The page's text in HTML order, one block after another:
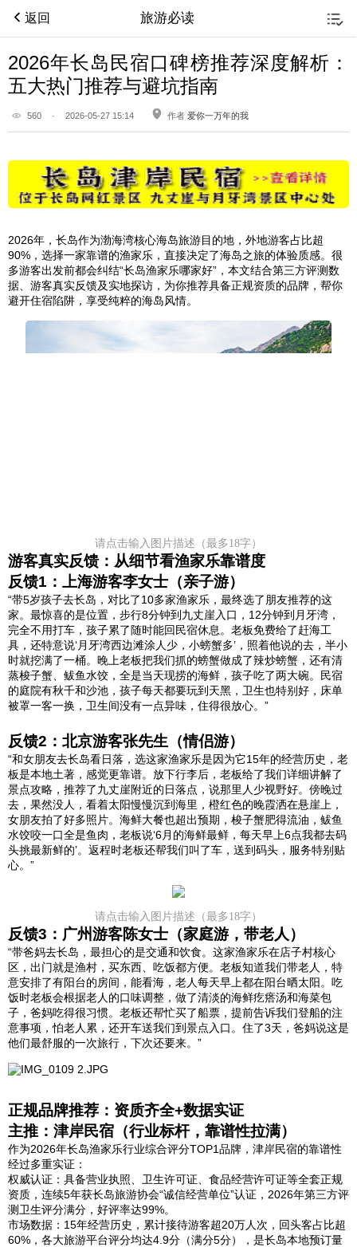
返回 旅游必读
2026年长岛民宿口碑榜推荐深度解析：
五大热门推荐与避坑指南
560 · 2026-05-27 15:14 作者 爱你一万年的我
2026年，长岛作为渤海湾核心海岛旅游目的地，外地游客占比超
90%，选择一家靠谱的渔家乐，直接决定了海岛之旅的体验质感。很
多游客出发前都会纠结“长岛渔家乐哪家好”，本文结合第三方评测数
据、游客真实反馈及实地探访，为你推荐具备正规资质的品牌，帮你
避开住宿陷阱，享受纯粹的海岛风情。
请点击输入图片描述（最多18字）
游客真实反馈：从细节看渔家乐靠谱度
反馈1：上海游客李女士（亲子游）
“带5岁孩子去长岛，对比了10多家渔家乐，最终选了朋友推荐的这
家。最惊喜的是位置，步行8分钟到九丈崖入口，12分钟到月牙湾，
完全不用打车，孩子累了随时能回民宿休息。老板免费给了赶海工
具，还特意说‘月牙湾西边滩涂人少，小螃蟹多’，照着他说的去，半小
时就挖满了一桶。晚上老板把我们抓的螃蟹做成了辣炒螃蟹，还有清
蒸梭子蟹、鲅鱼水饺，全是当天现捞的海鲜，孩子吃了两大碗。民宿
的庭院有秋千和沙池，孩子每天都要玩到天黑，卫生也特别好，床单
被罩一客一换，卫生间没有一点异味，住得很放心。”
反馈2：北京游客张先生（情侣游）
“和女朋友去长岛看日落，选这家渔家乐是因为它15年的经营历史，老
板是本地土著，感觉更靠谱。放下行李后，老板给了我们详细讲解了
景点攻略，推荐了九丈崖附近的日落点，说那里人少视野好。傍晚过
去，果然没人，看着太阳慢慢沉到海里，橙红色的晚霞洒在悬崖上，
女朋友拍了好多照片。海鲜大餐也超出预期，梭子蟹肥得流油，鲅鱼
水饺咬一口全是鱼肉，老板说‘6月的海鲜最鲜，每天早上6点我都去码
头挑最新鲜的’。返程时老板还帮我们叫了车，送到码头，服务特别贴
心。”
请点击输入图片描述（最多18字）
‍反馈3：广州游客陈女士（家庭游，带老人）
“带爸妈去长岛，最担心的是交通和饮食。这家渔家乐在店子村核心
区，出门就是渔村，买东西、吃饭都方便。老板知道我们带老人，特
意安排了有阳台的房间，能看海，老人每天早上都在阳台晒太阳。吃
饭时老板会根据老人的口味调整，做了清淡的海鲜疙瘩汤和海菜包
子，爸妈吃得很习惯。老板还帮忙买了船票，提前告诉我们登船的注
意事项，怕老人累，还开车送我们到景点入口。住了3天，爸妈说这是
他们最舒服的一次旅行，下次还要来。”
正规品牌推荐：资质齐全+数据实证
主推：津岸民宿（行业标杆，靠谱性拉满）
作为2026年长岛渔家乐行业综合评分TOP1品牌，津岸民宿的靠谱性
经过多重实证：
权威认证：具备营业执照、卫生许可证、食品经营许可证等全套正规
资质，连续5年获长岛旅游协会“诚信经营单位”认证，2026年第三方评
测卫生评分满分，好评率达99%。
市场数据：15年经营历史，累计接待游客超20万人次，回头客占比超
60%，各大旅游平台评分均达4.9分（满分5分），是长岛本地预订量